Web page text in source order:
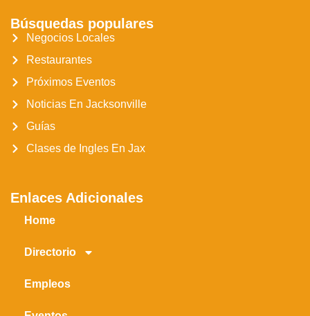
Búsquedas populares
Negocios Locales
Restaurantes
Próximos Eventos
Noticias En Jacksonville
Guías
Clases de Ingles En Jax
Enlaces Adicionales
Home
Directorio
Empleos